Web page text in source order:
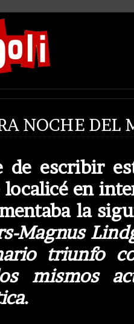
NOCHE DEL
de escribir
localicé en
la
Magnus
triunfo
mismos
.